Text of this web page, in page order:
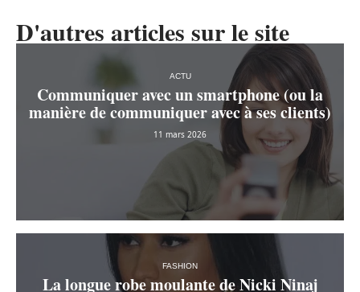
D'autres articles sur le site
ACTU
Communiquer avec un smartphone (ou la
manière de communiquer avec à ses clients)
11 mars 2026
FASHION
La longue robe moulante de Nicki Ninaj